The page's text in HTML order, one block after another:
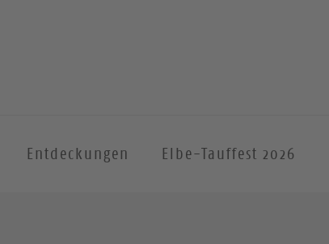
Entdeckungen Elbe-Tauffest 2026